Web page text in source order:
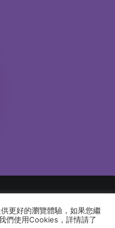
Seminary. All rights reserved
更好的瀏覽體驗，如果您繼
們使用Cookies，詳情請了